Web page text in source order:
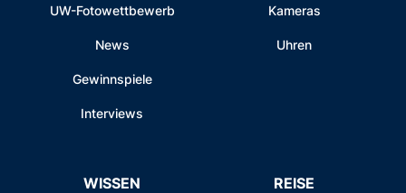
UW-Fotowettbewerb
News
Gewinnspiele
Interviews
Kameras
Uhren
WISSEN REISE